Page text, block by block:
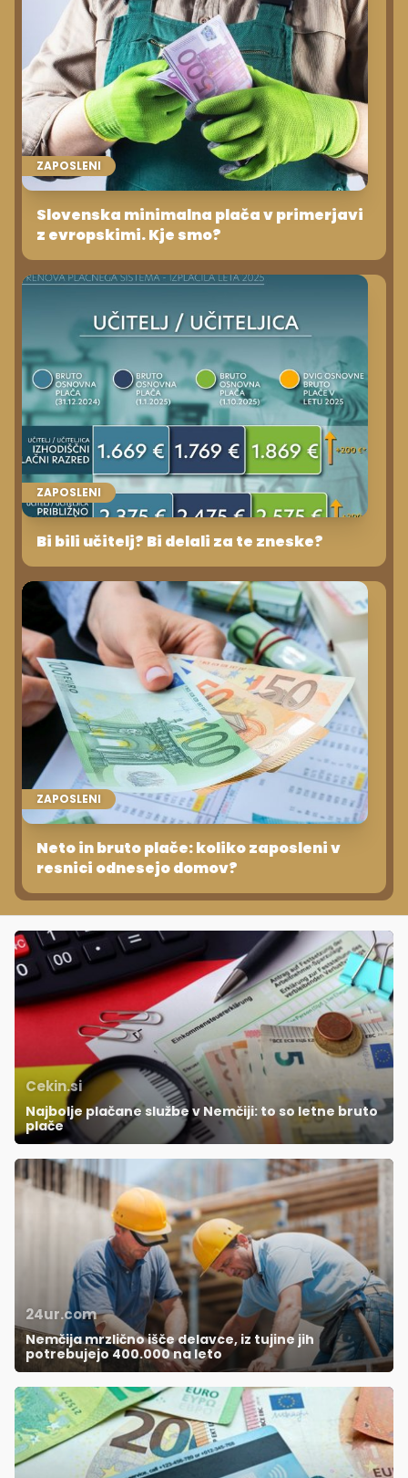
ZAPOSLENI
Slovenska minimalna plača v primerjavi
z evropskimi. Kje smo?
ZAPOSLENI
Bi bili učitelj? Bi delali za te zneske?
ZAPOSLENI
Neto in bruto plače: koliko zaposleni v
resnici odnesejo domov?
Cekin.si
Najbolje plačane službe v Nemčiji: to so letne bruto
plače
24ur.com
Nemčija mrzlično išče delavce, iz tujine jih
potrebujejo 400.000 na leto